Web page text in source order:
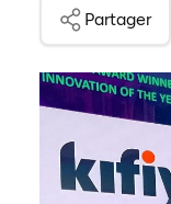
Partager